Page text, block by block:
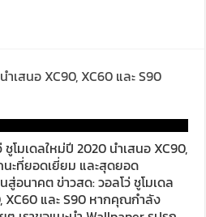
ำเสนอ XC90, XC60 และ S90
โมเดลใหม่ปี 2020 นำเสนอ XC90,
ะที่ยอดเยี่ยม และสุดยอด
อนาคต ข่าวสด: วอลโว่ ชูโมเดล
XC60 และ S90 หากคุณกำลัง